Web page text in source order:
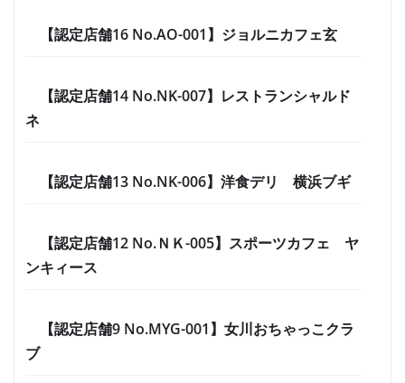
【認定店舗16 No.AO-001】ジョルニカフェ玄
【認定店舗14 No.NK-007】レストランシャルド
ネ
【認定店舗13 No.NK-006】洋食デリ 横浜ブギ
【認定店舗12 No.ＮＫ-005】スポーツカフェ ヤ
ンキィース
【認定店舗9 No.MYG-001】女川おちゃっこクラ
ブ